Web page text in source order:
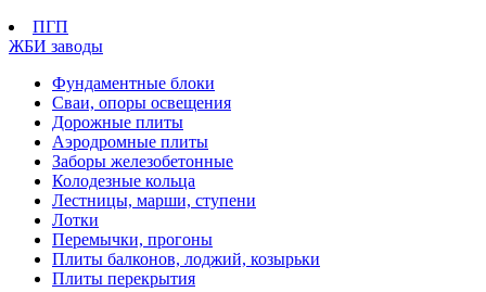
ПГП
ЖБИ заводы
Фундаментные блоки
Сваи, опоры освещения
Дорожные плиты
Аэродромные плиты
Заборы железобетонные
Колодезные кольца
Лестницы, марши, ступени
Лотки
Перемычки, прогоны
Плиты балконов, лоджий, козырьки
Плиты перекрытия